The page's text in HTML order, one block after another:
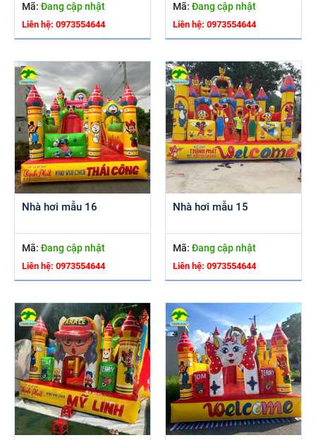
Mã: Đang cập nhật
Liên hệ: 0973554644
Mã: Đang cập nhật
Liên hệ: 0973554644
Nhà hơi mẫu 16
Mã: Đang cập nhật
Liên hệ: 0973554644
Nhà hơi mẫu 15
Mã: Đang cập nhật
Liên hệ: 0973554644